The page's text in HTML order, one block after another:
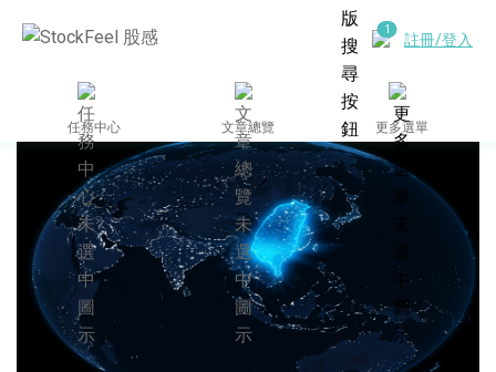
註冊/登入
任務中心 文章總覽 更多選單